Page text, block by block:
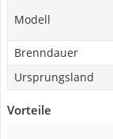
Modell
Brenndauer
Ursprungsland
Vorteile